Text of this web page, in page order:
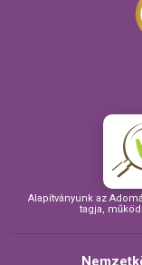
Alapítványunk az
tagja,